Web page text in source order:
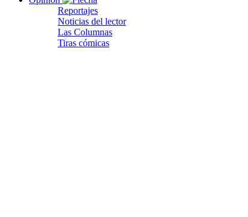
Reportajes
Noticias del lector
Las Columnas
Tiras cómicas